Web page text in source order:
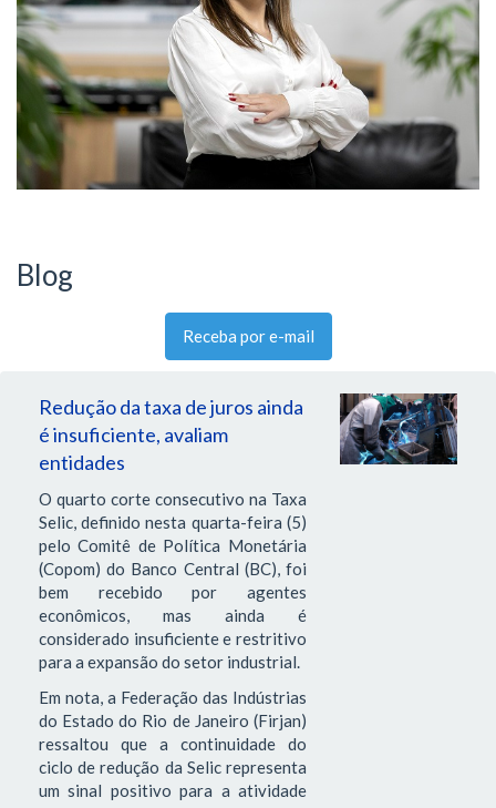
Blog
Receba por e-mail
Redução da taxa de juros ainda
é insuficiente, avaliam
entidades
O quarto corte consecutivo na Taxa
Selic, definido nesta quarta-feira (5)
pelo Comitê de Política Monetária
(Copom) do Banco Central (BC), foi
bem recebido por agentes
econômicos, mas ainda é
considerado insuficiente e restritivo
para a expansão do setor industrial.
Em nota, a Federação das Indústrias
do Estado do Rio de Janeiro (Firjan)
ressaltou que a continuidade do
ciclo de redução da Selic representa
um sinal positivo para a atividade